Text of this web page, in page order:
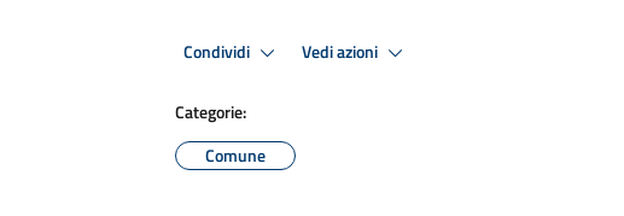
Condividi Vedi azioni
Categorie:
Comune